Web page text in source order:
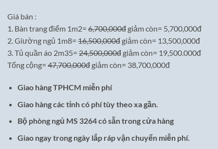
Giá bán :
1. Bàn trang điểm 1m2= 6,700,000đ giảm còn= 5,700,000đ
2. Giường ngủ 1m8= 16,500,000đ giảm còn= 13,500,000đ
3. Tủ quần áo 2m35= 24,500,000đ giảm còn= 19,500.000đ
Tổng cộng= 47,700,000đ giảm còn= 38,700,000đ
Giao hàng TPHCM miễn phí
Giao hàng các tỉnh có phí tùy theo xa gần.
Bộ phòng ngủ MS 3264 có sẵn trong cửa hàng
Giao ngay trong ngày lắp ráp vận chuyển miễn phí.